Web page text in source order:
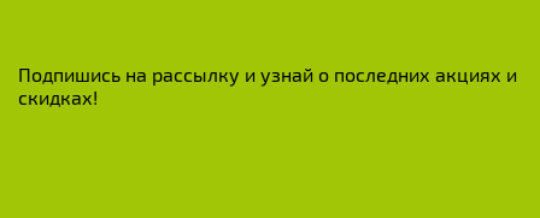
Подпишись на рассылку и узнай о последних акциях и
скидках!